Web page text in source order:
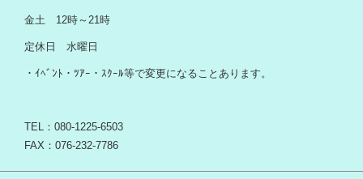
金土 12時～21時
定休日 水曜日
・ｲﾍﾞﾝﾄ・ﾂｱｰ・ｽｸｰﾙ等で変更になることあります。
TEL：080-1225-6503
FAX：076-232-7786